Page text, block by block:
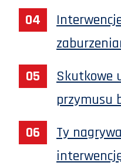
Skutkowe
przymusu
Ty